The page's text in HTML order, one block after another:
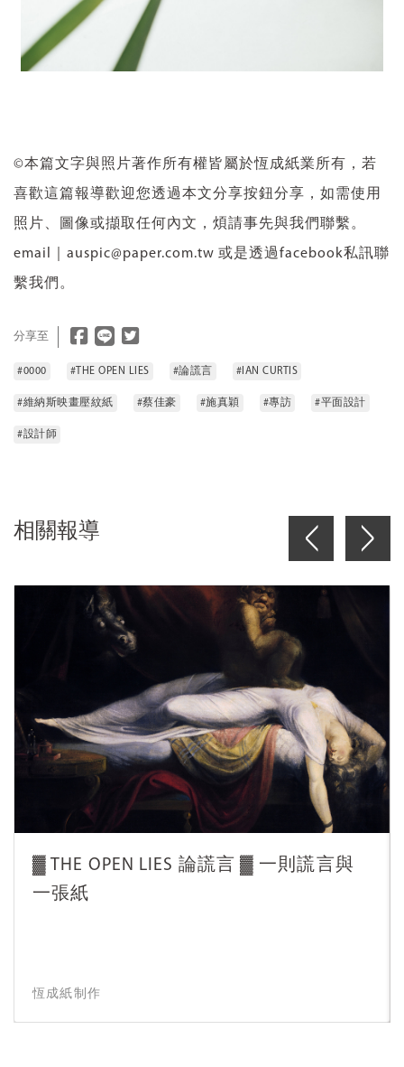
©本篇文字與照片著作所有權皆屬於恆成紙業所有，若
喜歡這篇報導歡迎您透過本文分享按鈕分享，如需使用
照片、圖像或擷取任何內文，煩請事先與我們聯繫。
email｜auspic@paper.com.tw 或是透過facebook私訊聯
繫我們。
分享至
#0000 #THE OPEN LIES #論謊言 #IAN CURTIS
#維納斯映畫壓紋紙 #蔡佳豪 #施真穎 #專訪 #平面設計
#設計師
相關報導 < >
▓ THE OPEN LIES 論謊言 ▓ 一則謊言與
一張紙
恆成紙制作